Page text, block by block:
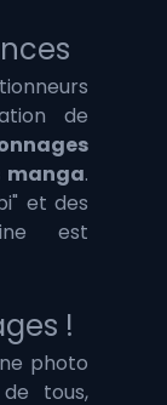
manga.
et des
est
!
photo